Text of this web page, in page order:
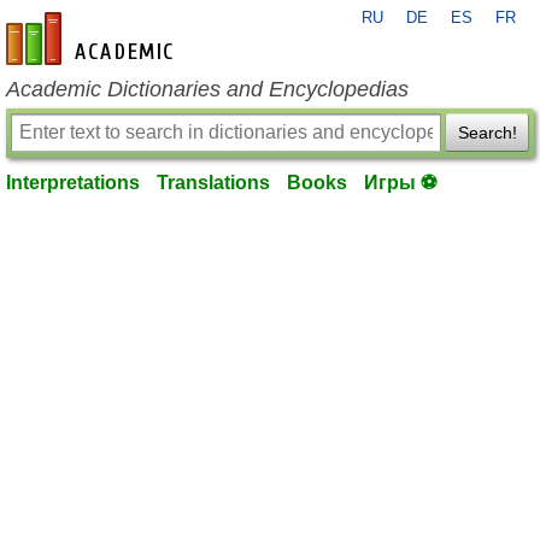
en-academic.com
RU DE ES FR
Academic Dictionaries and Encyclopedias
Search!
Interpretations Translations Books Игры ⚽